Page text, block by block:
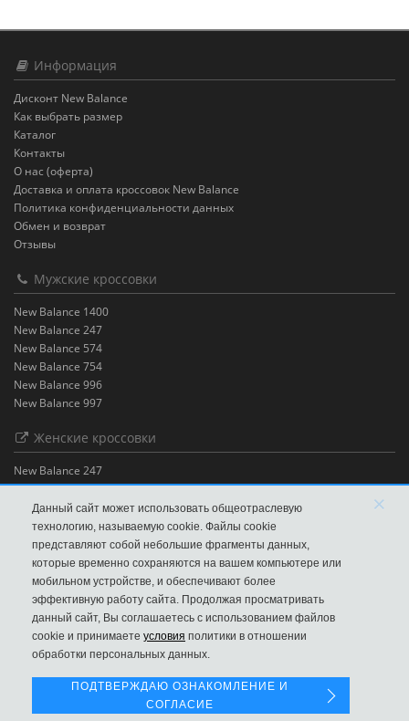
Информация
Дисконт New Balance
Как выбрать размер
Каталог
Контакты
О нас (оферта)
Доставка и оплата кроссовок New Balance
Политика конфиденциальности данных
Обмен и возврат
Отзывы
Мужские кроссовки
New Balance 1400
New Balance 247
New Balance 574
New Balance 754
New Balance 996
New Balance 997
Женские кроссовки
New Balance 247
New Balance 530
New Balance 574
New Balance 580
New Balance 996
Одежда New Balance
Брюки New Balance
Футболки New Balance
Шорты New Balance
Официальный сайт New Balance
new-balance © 2019 – 2026
Данный сайт может использовать общеотраслевую
технологию, называемую cookie. Файлы cookie
представляют собой небольшие фрагменты данных,
которые временно сохраняются на вашем компьютере или
мобильном устройстве, и обеспечивают более
эффективную работу сайта. Продолжая просматривать
данный сайт, Вы соглашаетесь с использованием файлов
cookie и принимаете условия политики в отношении
обработки персональных данных.
×
ПОДТВЕРЖДАЮ ОЗНАКОМЛЕНИЕ И
СОГЛАСИЕ